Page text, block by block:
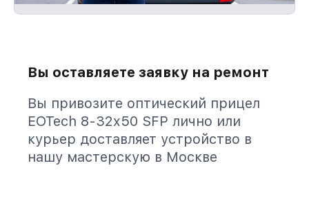
Вы оставляете заявку на ремонт
Вы привозите оптический прицел
EOTech 8-32x50 SFP лично или
курьер доставляет устройство в
нашу мастерскую в Москве